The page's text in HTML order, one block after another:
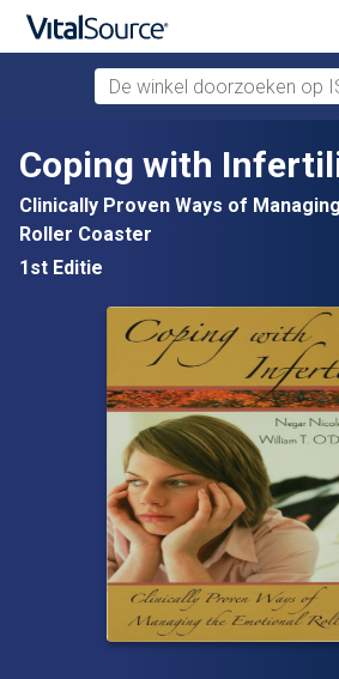
Verdergaan naar belangrijkste inhoud
De winkel doorzoeken op
Coping with
Clinically Proven Ways of
Roller Coaster
1st Editie